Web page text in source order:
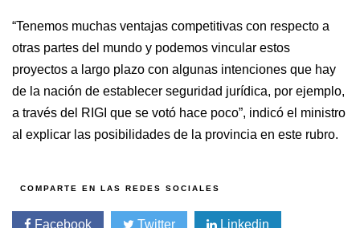
“Tenemos muchas ventajas competitivas con respecto a
otras partes del mundo y podemos vincular estos
proyectos a largo plazo con algunas intenciones que hay
de la nación de establecer seguridad jurídica, por ejemplo,
a través del RIGI que se votó hace poco”, indicó el ministro
al explicar las posibilidades de la provincia en este rubro.
Facebook Twitter Linkedin